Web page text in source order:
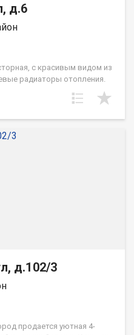
д.6
с красивым видом из
радиаторы отопления.
Балкон застеклен
обшит.Три шкафа -купе.
д.102/3
продается уютная 4-